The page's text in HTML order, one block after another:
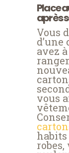
Place
après
Vous
d’une
avez
vous